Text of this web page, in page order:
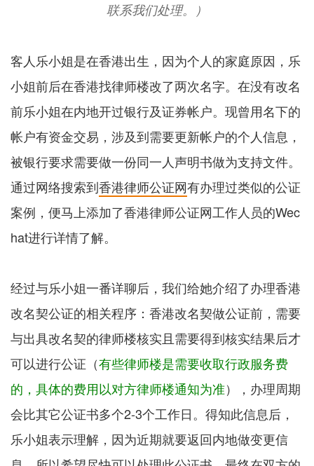
联系我们处理。）
客人乐小姐是在香港出生，因为个人的家庭原因，乐
小姐前后在香港找律师楼改了两次名字。在没有改名
前乐小姐在内地开过银行及证券帐户。现曾用名下的
帐户有资金交易，涉及到需要更新帐户的个人信息，
被银行要求需要做一份同一人声明书做为支持文件。
通过网络搜索到香港律师公证网有办理过类似的公证
案例，便马上添加了香港律师公证网工作人员的Wec
hat进行详情了解。
经过与乐小姐一番详聊后，我们给她介绍了办理香港
改名契公证的相关程序：香港改名契做公证前，需要
与出具改名契的律师楼核实且需要得到核实结果后才
可以进行公证（有些律师楼是需要收取行政服务费
的，具体的费用以对方律师楼通知为准），办理周期
会比其它公证书多个2-3个工作日。得知此信息后，
乐小姐表示理解，因为近期就要返回内地做变更信